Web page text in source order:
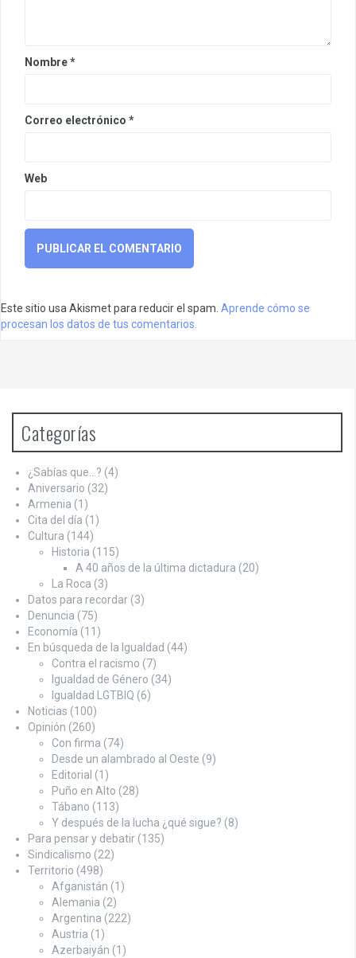
Nombre*
Correo electrónico *
Web
Este sitio usa Akismet para reducir el spam. Aprende cómo se
procesan los datos de tus comentarios.
Categorías
¿Sabías que…? (4)
Aniversario (32)
Armenia (1)
Cita del día (1)
Cultura (144)
Historia (115)
A 40 años de la última dictadura (20)
La Roca (3)
Datos para recordar (3)
Denuncia (75)
Economía (11)
En búsqueda de la Igualdad (44)
Contra el racismo (7)
Igualdad de Género (34)
Igualdad LGTBIQ (6)
Noticias (100)
Opinión (260)
Con firma (74)
Desde un alambrado al Oeste (9)
Editorial (1)
Puño en Alto (28)
Tábano (113)
Y después de la lucha ¿qué sigue? (8)
Para pensar y debatir (135)
Sindicalismo (22)
Territorio (498)
Afganistán (1)
Alemania (2)
Argentina (222)
Austria (1)
Azerbaiyán (1)